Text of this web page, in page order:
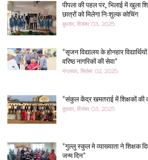
पीपला की पहल पर, भिलाई में खुला
छात्रों को मिलेगा निःशुल्क कोचिंग
बुधवार, दिसंबर 03, 2025
*सृजन विद्यालय के होनहार
वरिष्ठ नागरिकों की सेवा*
मंगलवार, सितंबर 02, 2025
*संकुल केंद्र खमतराई में शिक्षकों की
बुधवार, दिसंबर 03, 2025
*गुल्लु स्कुल मे व्याख्याता ने शिक्षक
जन्म दिन*